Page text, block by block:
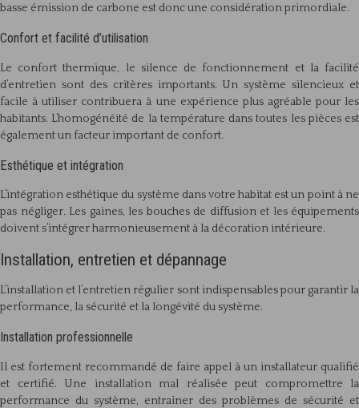
basse émission de carbone est donc une considération primordiale.
Confort et facilité d’utilisation
Le confort thermique, le silence de fonctionnement et la facilité
d’entretien sont des critères importants. Un système silencieux et
facile à utiliser contribuera à une expérience plus agréable pour les
habitants. L’homogénéité de la température dans toutes les pièces est
également un facteur important de confort.
Esthétique et intégration
L’intégration esthétique du système dans votre habitat est un point à ne
pas négliger. Les gaines, les bouches de diffusion et les équipements
doivent s’intégrer harmonieusement à la décoration intérieure.
Installation, entretien et dépannage
L’installation et l’entretien régulier sont indispensables pour garantir la
performance, la sécurité et la longévité du système.
Installation professionnelle
Il est fortement recommandé de faire appel à un installateur qualifié
et certifié. Une installation mal réalisée peut compromettre la
performance du système, entraîner des problèmes de sécurité et